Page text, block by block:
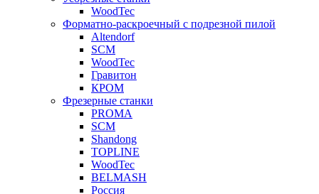
WoodTec
Форматно-раскроечный с подрезной пилой
Altendorf
SCM
WoodTec
Гравитон
КРОМ
Фрезерные станки
PROMA
SCM
Shandong
TOPLINE
WoodTec
BELMASH
Россия